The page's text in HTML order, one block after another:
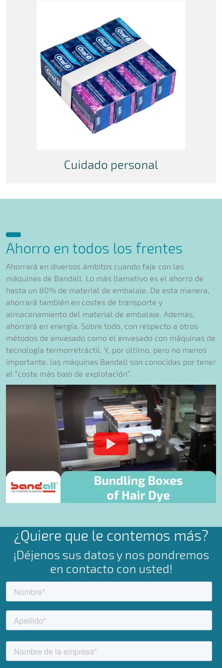
Cuidado personal
Ahorro en todos los frentes
Ahorrará en diversos ámbitos cuando faje con las
máquinas de Bandall. Lo más llamativo es el ahorro de
hasta un 80% de material de embalaje. De esta manera,
ahorrará también en costes de transporte y
almacenamiento del material de embalaje. Además,
ahorrará en energía. Sobre todo, con respecto a otros
métodos de envasado como el envasado con máquinas de
tecnología termorretráctil. Y, por último, pero no menos
importante, las máquinas Bandall son conocidas por tener
el “coste más bajo de explotación”.
¿Quiere que le contemos más?
¡Déjenos sus datos y nos pondremos
en contacto con usted!